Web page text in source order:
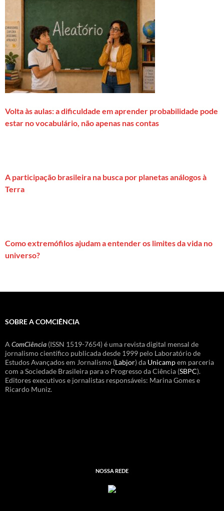
Volta às aulas: a dificuldade em aprender probabilidade pode
estar no vocabulário, não apenas nas contas
A participação brasileira na busca por planetas análogos à
Terra
Como extremófilos ajudam a entender os limites da vida no
universo?
SOBRE A COMCIÊNCIA
A ComCiência (ISSN 1519-7654) é uma revista digital mensal de
jornalismo científico publicada desde 1999 pelo Laboratório de
Estudos Avançados em Jornalismo (Labjor) da Unicampem parceria
com a Sociedade Brasileira para o Progresso da Ciência (SBPC).
Editores executivos e jornalistas responsáveis: Marina Gomes e
Ricardo Muniz.
NOSSA REDE